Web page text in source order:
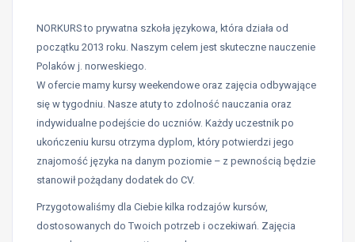
NORKURS to prywatna szkoła językowa, która działa od
początku 2013 roku. Naszym celem jest skuteczne nauczenie
Polaków j. norweskiego.
W ofercie mamy kursy weekendowe oraz zajęcia odbywające
się w tygodniu. Nasze atuty to zdolność nauczania oraz
indywidualne podejście do uczniów. Każdy uczestnik po
ukończeniu kursu otrzyma dyplom, który potwierdzi jego
znajomość języka na danym poziomie – z pewnością będzie
stanowił pożądany dodatek do CV.
Przygotowaliśmy dla Ciebie kilka rodzajów kursów,
dostosowanych do Twoich potrzeb i oczekiwań. Zajęcia